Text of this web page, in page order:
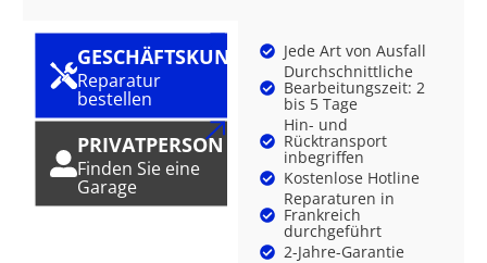
GESCHÄFTSKUNDE
Reparatur
bestellen
PRIVATPERSON
Finden Sie eine
Garage
Jede Art von Ausfall
Durchschnittliche
Bearbeitungszeit: 2
bis 5 Tage
Hin- und
Rücktransport
inbegriffen
Kostenlose Hotline
Reparaturen in
Frankreich
durchgeführt
2-Jahre-Garantie